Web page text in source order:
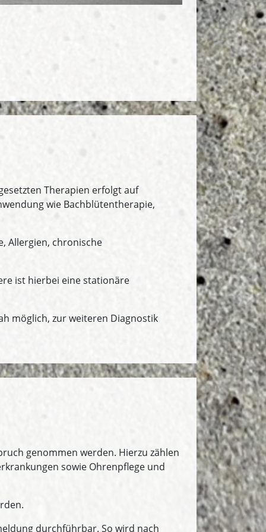
Therapien erfolgt auf
wie Bachblütentherapie,
Allergien, chronische
ist hierbei eine stationäre
möglich, zur weiteren Diagnostik
genommen werden. Hierzu zählen
sowie Ohrenpflege und
durchführbar. So wird nach